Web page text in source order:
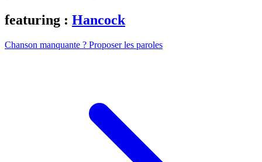
featuring : Hancock
Chanson manquante ? Proposer les paroles